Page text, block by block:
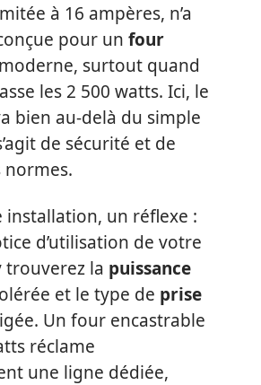
à 16 ampères, n’a
pour un four
moderne, surtout quand
les 2 500 watts. Ici, le
bien au-delà du simple
de sécurité et de
normes.
installation, un réflexe :
d’utilisation de votre
trouverez la puissance
et le type de prise
Un four encastrable
réclame
une ligne dédiée,